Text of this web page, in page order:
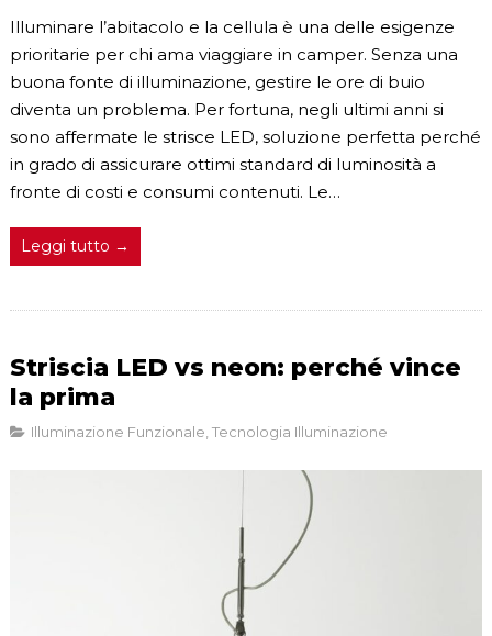
Illuminare l’abitacolo e la cellula è una delle esigenze
prioritarie per chi ama viaggiare in camper. Senza una
buona fonte di illuminazione, gestire le ore di buio
diventa un problema. Per fortuna, negli ultimi anni si
sono affermate le strisce LED, soluzione perfetta perché
in grado di assicurare ottimi standard di luminosità a
fronte di costi e consumi contenuti. Le…
Leggi tutto →
Striscia LED vs neon: perché vince
la prima
Illuminazione Funzionale, Tecnologia Illuminazione